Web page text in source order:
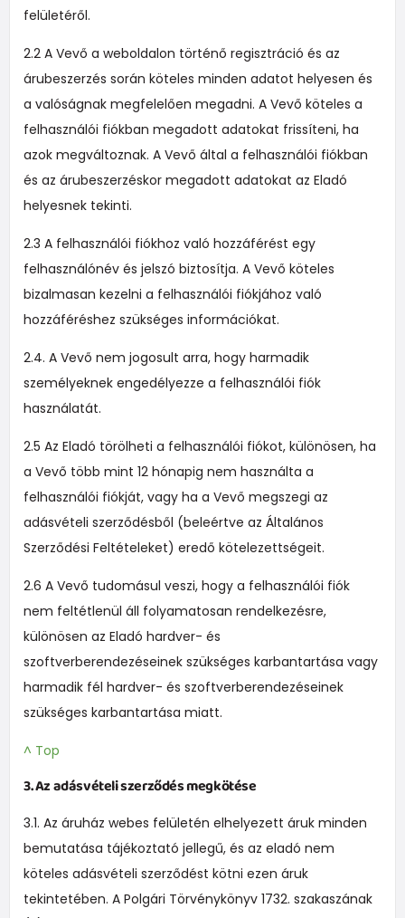
felületéről.
2.2 A Vevő a weboldalon történő regisztráció és az
árubeszerzés során köteles minden adatot helyesen és
a valóságnak megfelelően megadni. A Vevő köteles a
felhasználói fiókban megadott adatokat frissíteni, ha
azok megváltoznak. A Vevő által a felhasználói fiókban
és az árubeszerzéskor megadott adatokat az Eladó
helyesnek tekinti.
2.3 A felhasználói fiókhoz való hozzáférést egy
felhasználónév és jelszó biztosítja. A Vevő köteles
bizalmasan kezelni a felhasználói fiókjához való
hozzáféréshez szükséges információkat.
2.4. A Vevő nem jogosult arra, hogy harmadik
személyeknek engedélyezze a felhasználói fiók
használatát.
2.5 Az Eladó törölheti a felhasználói fiókot, különösen, ha
a Vevő több mint 12 hónapig nem használta a
felhasználói fiókját, vagy ha a Vevő megszegi az
adásvételi szerződésből (beleértve az Általános
Szerződési Feltételeket) eredő kötelezettségeit.
2.6 A Vevő tudomásul veszi, hogy a felhasználói fiók
nem feltétlenül áll folyamatosan rendelkezésre,
különösen az Eladó hardver- és
szoftverberendezéseinek szükséges karbantartása vagy
harmadik fél hardver- és szoftverberendezéseinek
szükséges karbantartása miatt.
^ Top
3. Az adásvételi szerződés megkötése
3.1. Az áruház webes felületén elhelyezett áruk minden
bemutatása tájékoztató jellegű, és az eladó nem
köteles adásvételi szerződést kötni ezen áruk
tekintetében. A Polgári Törvénykönyv 1732. szakaszának